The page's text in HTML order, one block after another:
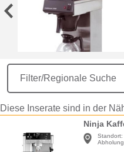
Filter/Regionale Suche
Diese Inserate sind in der
Standort: